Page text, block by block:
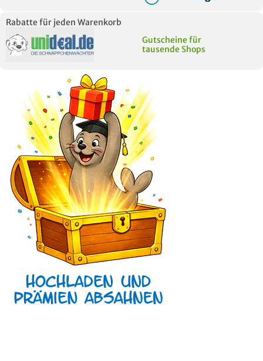
Rabatte für jeden Warenkorb
Gutscheine für
tausende Shops